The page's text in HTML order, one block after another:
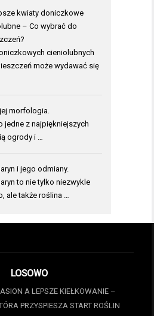
kwiaty doniczkowe
– Co wybrać do
cieniolubnych
może wydawać się
morfologia.
jedne z najpiękniejszych
ogrody i …
i jego odmiany.
to nie tylko niezwykle
ale także roślina …
LOSOWO
A LEPSZE KIEŁKOWANIE –
PRZYSPIESZA START ROŚLIN